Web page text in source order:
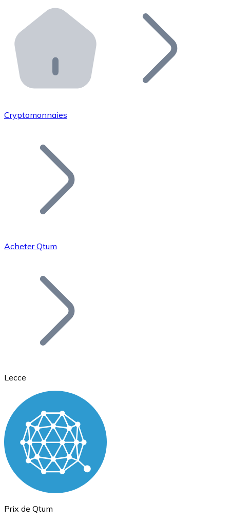
Distributeurs automatiques Bitnovo
Intégrez un ATM Bitnovo dans votre entreprise et
API Bitnovo
Intégrez notre API dans votre écosystème.
Rejoignez notre réseau de distributeurs et
Ajoutez le token de votre projet à notre service
Bitcoin
Ethereum
ETH
Cryptomonnaies
Acheter Qtum
Lecce
Prix de Qtum